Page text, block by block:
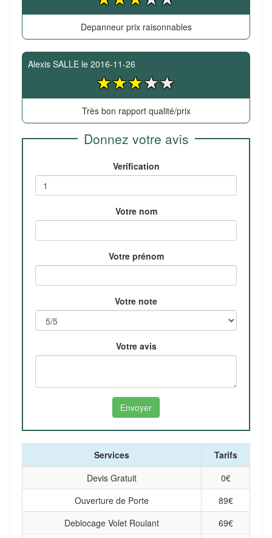
Depanneur prix raisonnables
Alexis SALLE le 2016-11-26
Très bon rapport qualité/prix
Donnez votre avis
Verification
Votre nom
Votre prénom
Votre note
Votre avis
Services
Tarifs
Devis Gratuit
0€
Ouverture de Porte
89€
Deblocage Volet Roulant
69€